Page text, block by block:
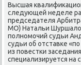
Высшая
следующей неделе
председателя
МО) Натальи
полномочий судьи
судьи об отставке
из повестки
специализируется на